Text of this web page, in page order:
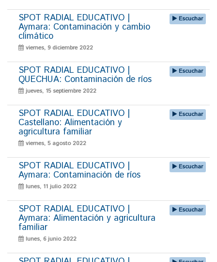
SPOT RADIAL EDUCATIVO |
Aymara: Contaminación y cambio
climático
viernes, 9 diciembre 2022
Escuchar
SPOT RADIAL EDUCATIVO |
QUECHUA: Contaminación de ríos
jueves, 15 septiembre 2022
Escuchar
SPOT RADIAL EDUCATIVO |
Castellano: Alimentación y
agricultura familiar
viernes, 5 agosto 2022
Escuchar
SPOT RADIAL EDUCATIVO |
Aymara: Contaminación de ríos
lunes, 11 julio 2022
Escuchar
SPOT RADIAL EDUCATIVO |
Aymara: Alimentación y agricultura
familiar
lunes, 6 junio 2022
Escuchar